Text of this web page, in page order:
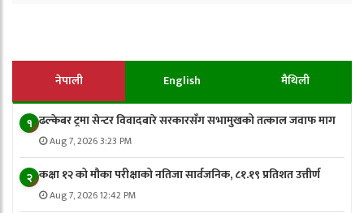
नेपाली English मैथिली
१ ढल्केबर ट्रमा सेन्टर विवादबारे सरकारसँग सभामुखको तत्काल जवाफ माग
Aug 7, 2026 3:23 PM
२ कक्षा १२ को मौका परीक्षाको नतिजा सार्वजनिक, ८१.१९ प्रतिशत उत्तीर्ण
Aug 7, 2026 12:42 PM